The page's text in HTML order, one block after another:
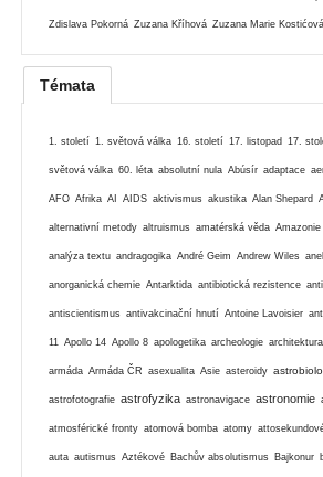
Zdislava Pokorná Zuzana Kříhová Zuzana Marie Kostićová
Témata
1. století 1. světová válka 16. století 17. listopad 17.
světová válka 60. léta absolutní nula Abúsír adaptace
AFO Afrika AI AIDS aktivismus akustika Alan Shepard
alternativní metody altruismus amatérská věda Amazonie
analýza textu andragogika André Geim Andrew Wiles
anorganická chemie Antarktida antibiotická rezistence
antiscientismus antivakcinační hnutí Antoine Lavoisier
11 Apollo 14 Apollo 8 apologetika archeologie architektura
armáda Armáda ČR asexualita Asie asteroidy
astrofotografie astrofyzika astronavigace astronomie
atmosférické fronty atomová bomba atomy
auta autismus Aztékové Bachův absolutismus Bajkonur